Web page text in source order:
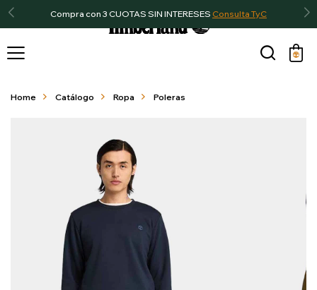
Compra con 3 CUOTAS SIN INTERESES Consulta TyC

Home Catálogo Ropa Poleras